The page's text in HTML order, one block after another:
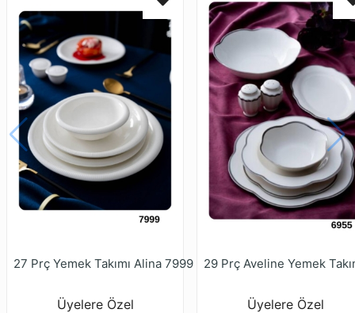
27 Prç Yemek Takımı Alina 7999
Üyelere Özel Üyelere Özel